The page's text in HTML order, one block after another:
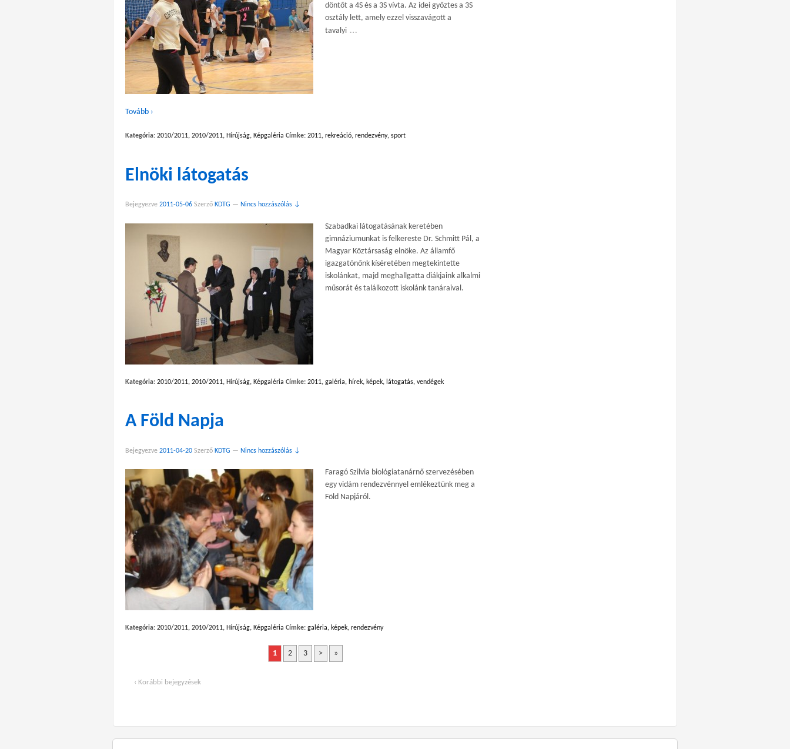
döntőt a 4S és a 3S vívta. Az idei győztes a 3S
osztály lett, amely ezzel visszavágott a
tavalyi …
Tovább ›
Kategória: 2010/2011, 2010/2011, Hírújság, Képgaléria Címke: 2011, rekreáció, rendezvény, sport
Elnöki látogatás
Bejegyezve 2011-05-06 Szerző KDTG — Nincs hozzászólás ↓
Szabadkai látogatásának keretében
gimnáziumunkat is felkereste Dr. Schmitt Pál, a
Magyar Köztársaság elnöke. Az államfő
igazgatónőnk kíséretében megtekintette
iskolánkat, majd meghallgatta diákjaink alkalmi
műsorát és találkozott iskolánk tanáraival.
Kategória: 2010/2011, 2010/2011, Hírújság, Képgaléria Címke: 2011, galéria, hírek, képek, látogatás, vendégek
A Föld Napja
Bejegyezve 2011-04-20 Szerző KDTG — Nincs hozzászólás ↓
Faragó Szilvia biológiatanárnő szervezésében
egy vidám rendezvénnyel emlékeztünk meg a
Föld Napjáról.
Kategória: 2010/2011, 2010/2011, Hírújság, Képgaléria Címke: galéria, képek, rendezvény
1 2 3 > »
‹ Korábbi bejegyzések